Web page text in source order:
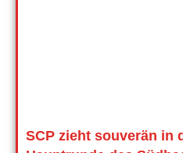
SCP zieht souverän in